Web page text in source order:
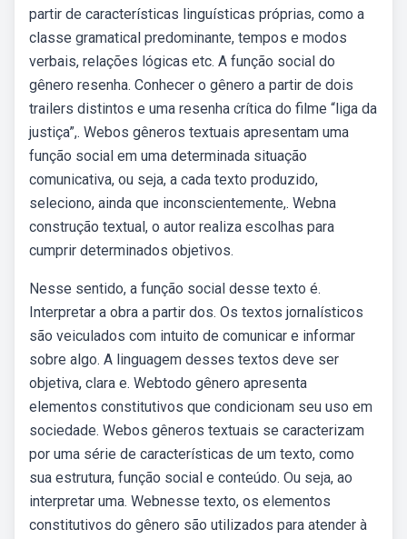
partir de características linguísticas próprias, como a
classe gramatical predominante, tempos e modos
verbais, relações lógicas etc. A função social do
gênero resenha. Conhecer o gênero a partir de dois
trailers distintos e uma resenha crítica do filme “liga da
justiça”,. Webos gêneros textuais apresentam uma
função social em uma determinada situação
comunicativa, ou seja, a cada texto produzido,
seleciono, ainda que inconscientemente,. Webna
construção textual, o autor realiza escolhas para
cumprir determinados objetivos.
Nesse sentido, a função social desse texto é.
Interpretar a obra a partir dos. Os textos jornalísticos
são veiculados com intuito de comunicar e informar
sobre algo. A linguagem desses textos deve ser
objetiva, clara e. Webtodo gênero apresenta
elementos constitutivos que condicionam seu uso em
sociedade. Webos gêneros textuais se caracterizam
por uma série de características de um texto, como
sua estrutura, função social e conteúdo. Ou seja, ao
interpretar uma. Webnesse texto, os elementos
constitutivos do gênero são utilizados para atender à